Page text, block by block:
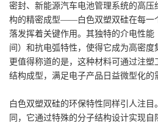
密封、新能源汽车电池管理系统的高
构的精密成型——白色双塑双硅在每一
落发挥着关键作用。其独特的介电性能
间）和抗电弧特性，使得它成为高密度
更值得称道的是，这种材料可通过注
结构成型，满足电子产品日益微型化的
白色双塑双硅的环保特性同样引人注
同，它通过特殊的分子结构设计实现